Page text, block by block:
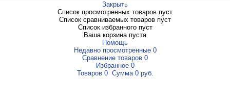
Закрыть
Список просмотренных товаров пуст
Список сравниваемых товаров пуст
Список избранного пуст
Ваша корзина пуста
Помощь
Недавно просмотренные 0
Сравнение товаров 0
Избранное 0
Товаров 0 Сумма 0 руб.